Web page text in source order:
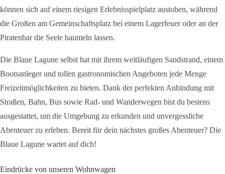
können sich auf einem riesigen Erlebnisspielplatz austoben, während
die Großen am Gemeinschaftsplatz bei einem Lagerfeuer oder an der
Piratenbar die Seele baumeln lassen.
Die Blaue Lagune selbst hat mit ihrem weitläufigen Sandstrand, einem
Bootsanleger und tollen gastronomischen Angeboten jede Menge
Freizeitmöglichkeiten zu bieten. Dank der perfekten Anbindung mit
Straßen, Bahn, Bus sowie Rad- und Wanderwegen bist du bestens
ausgestattet, um die Umgebung zu erkunden und unvergessliche
Abenteuer zu erleben. Bereit für dein nächstes großes Abenteuer? Die
Blaue Lagune wartet auf dich!
Eindrücke von unseren Wohnwagen